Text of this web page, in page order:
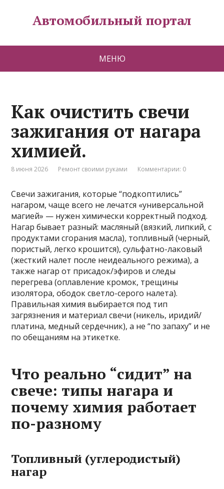
Автомобильный портал
МЕНЮ
Как очистить свечи
зажигания от нагара
химией.
8 июня 2026 Ремонт своими руками Комментарии: 0
Свечи зажигания, которые “подкоптились”
нагаром, чаще всего не лечатся «универсальной
магией» — нужен химически корректный подход.
Нагар бывает разный: масляный (вязкий, липкий, с
продуктами сгорания масла), топливный (черный,
пористый, легко крошится), сульфатно-лаковый
(жесткий налет после неидеального режима), а
также нагар от присадок/эфиров и следы
перегрева (оплавление кромок, трещины
изолятора, ободок светло-серого налета).
Правильная химия выбирается под тип
загрязнения и материал свечи (никель, иридий/
платина, медный сердечник), а не “по запаху” и не
по обещаниям на этикетке.
Что реально “сидит” на
свече: типы нагара и
почему химия работает
по-разному
Топливный (углеродистый)
нагар